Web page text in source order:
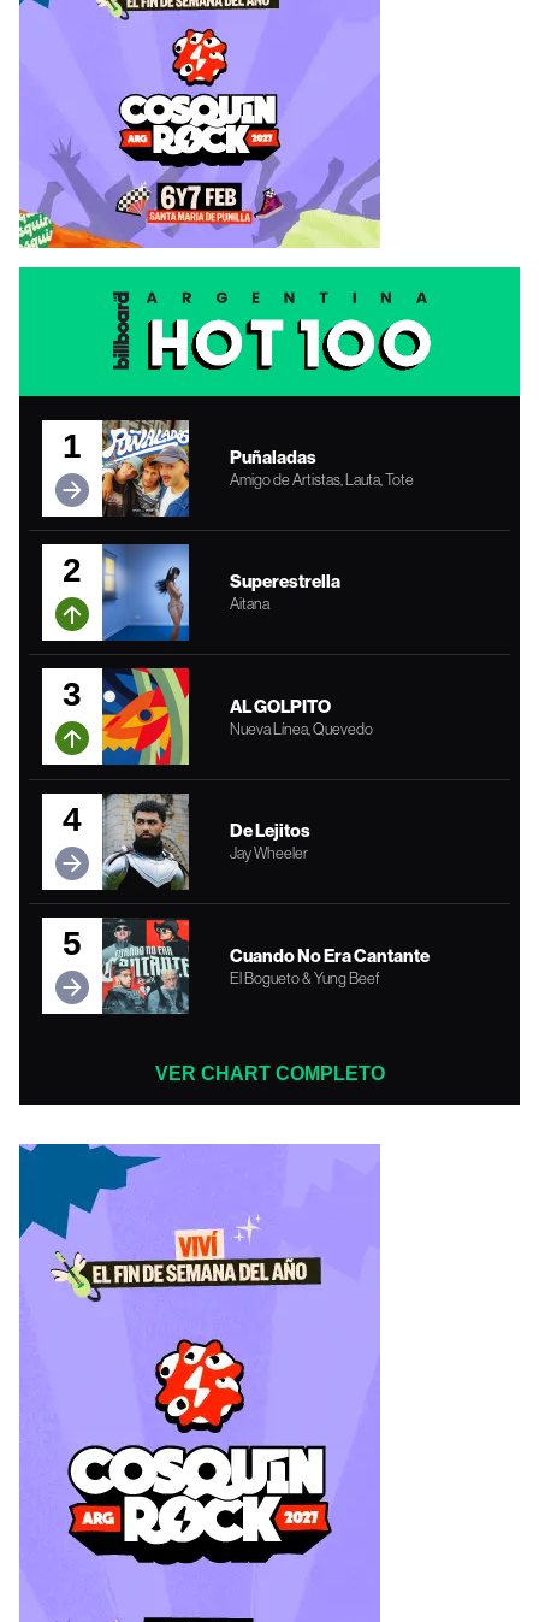
1 Puñaladas
Amigo de Artistas, Lauta, Tote
2 Superestrella
Aitana
3 AL GOLPITO
Nueva Línea, Quevedo
4 De Lejitos
Jay Wheeler
5 Cuando No Era Cantante
El Bogueto & Yung Beef
VER CHART COMPLETO